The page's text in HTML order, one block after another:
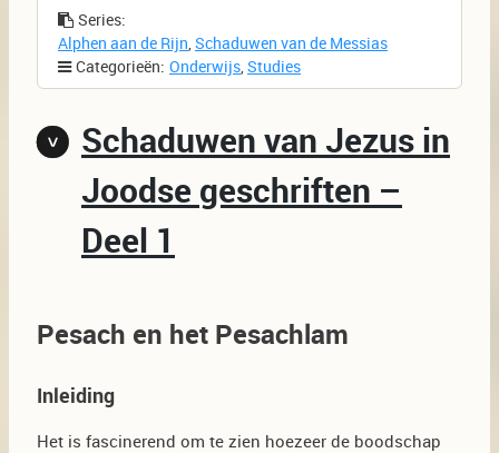
Series:
Alphen aan de Rijn,Schaduwen van de Messias
Categorieën: Onderwijs,Studies
Schaduwen van Jezus in
Joodse geschriften –
Deel 1
Pesach en het Pesachlam
Inleiding
Het is fascinerend om te zien hoezeer de boodschap